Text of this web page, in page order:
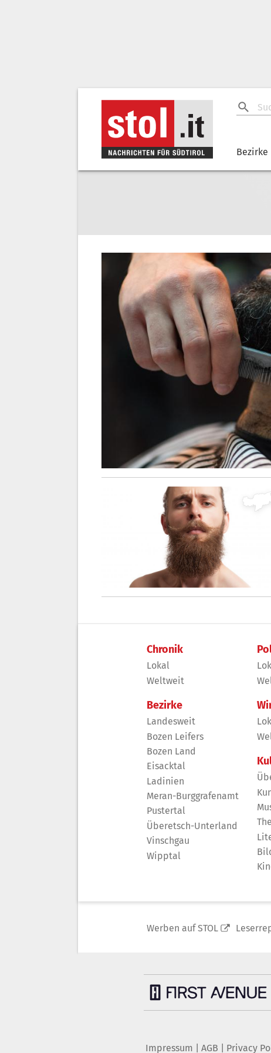
Bezirke
Chronik
Lokal
Weltweit
Bezirke
Landesweit
Bozen Leifers
Bozen Land
Eisacktal
Ladinien
Meran-Burggrafenamt
Pustertal
Überetsch-Unterland
Vinschgau
Wipptal
Werben auf STOL
Impressum AGB Privacy